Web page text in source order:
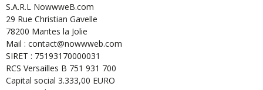
S.A.R.L NowwweB.com
29 Rue Christian Gavelle
78200 Mantes la Jolie
Mail : contact@nowwweb.com
SIRET : 75193170000031
RCS Versailles B 751 931 700
Capital social 3.333,00 EURO